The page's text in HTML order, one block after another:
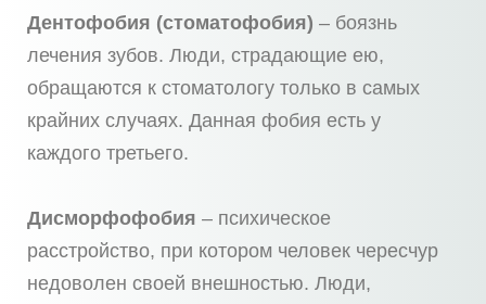
Дентофобия (стоматофобия) – боязнь
лечения зубов. Люди, страдающие ею,
обращаются к стоматологу только в самых
крайних случаях. Данная фобия есть у
каждого третьего.
Дисморфофобия – психическое
расстройство, при котором человек чересчур
недоволен своей внешностью. Люди,